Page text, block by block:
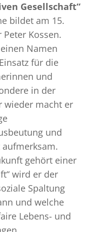
Gesellschaft“
bildet am 15.
Kossen.
Namen
für die
und
in der
wieder macht er
und
gehört einer
wird er der
Spaltung
und welche
Lebens- und